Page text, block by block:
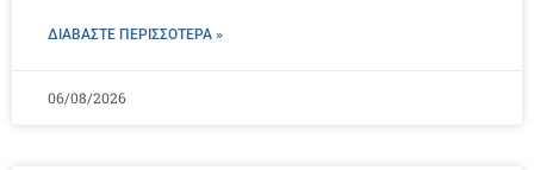
ΔΙΑΒΑΣΤΕ ΠΕΡΙΣΣΌΤΕΡΑ »
06/08/2026